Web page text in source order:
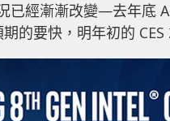
已經漸漸改變—去年底
的要快，明年初的 CES